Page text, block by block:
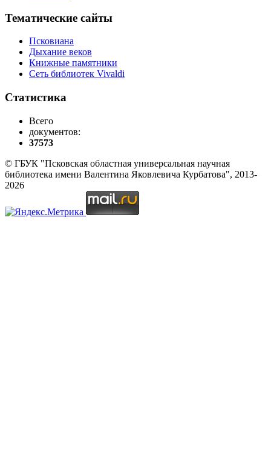
Тематические сайты
Псковиана
Дыхание веков
Книжные памятники
Сеть библиотек Vivaldi
Статистика
Всего
документов:
37573
© ГБУК "Псковская областная универсальная научная
библиотека имени Валентина Яковлевича Курбатова", 2013-
2026